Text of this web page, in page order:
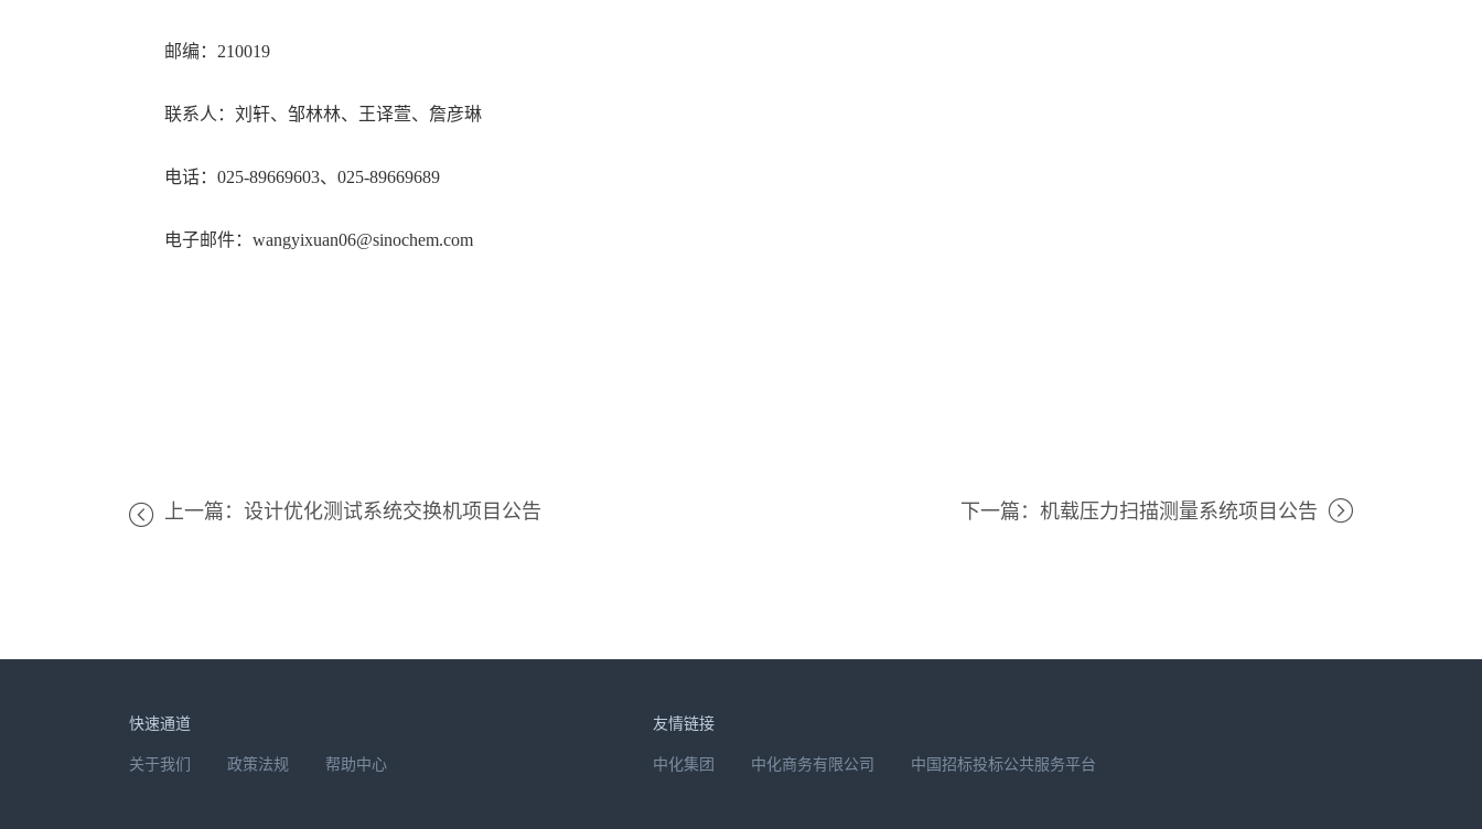
邮编： 210019
联系人： 刘轩、邹林林、 王译萱、詹彦琳
电话： 025-89669603、025-89669689
电子邮件： wangyixuan06@sinochem.com
上一篇：设计优化测试系统交换机项目公告 下一篇：机载压力扫描测量系统项目公告
快速通道
关于我们 政策法规 帮助中心
友情链接
中化集团 中化商务有限公司 中国招标投标公共服务平台